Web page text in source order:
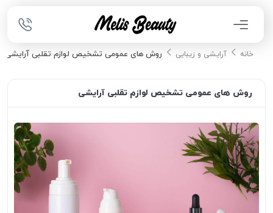
خانه آرایشی و زیبایی روش های عمومی تشخیص لوازم تقلبی آرایشی
روش های عمومی تشخیص لوازم تقلبی آرایشی